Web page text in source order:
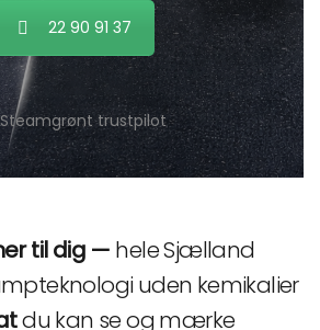
22 90 91 37
til dig — hele Sjælland
uden kemikalier
du kan se og mærke